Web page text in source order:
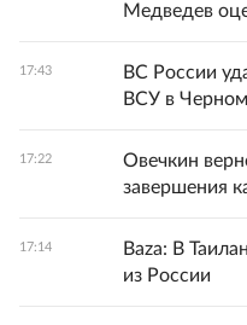
Медведев
17:43
ВС России
ВСУ в
17:22
Овечкин
завершения
17:14
Baza: В
из России